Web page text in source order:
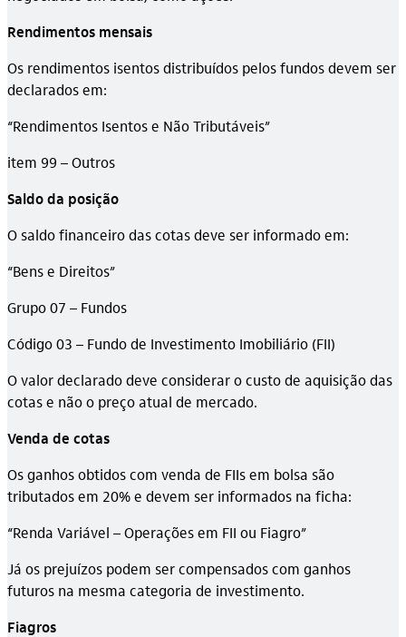
Rendimentos mensais
Os rendimentos isentos distribuídos pelos fundos devem ser
declarados em:
“Rendimentos Isentos e Não Tributáveis”
item 99 – Outros
Saldo da posição
O saldo financeiro das cotas deve ser informado em:
“Bens e Direitos”
Grupo 07 – Fundos
Código 03 – Fundo de Investimento Imobiliário (FII)
O valor declarado deve considerar o custo de aquisição das
cotas e não o preço atual de mercado.
Venda de cotas
Os ganhos obtidos com venda de FIIs em bolsa são
tributados em 20% e devem ser informados na ficha:
“Renda Variável – Operações em FII ou Fiagro”
Já os prejuízos podem ser compensados com ganhos
futuros na mesma categoria de investimento.
Fiagros